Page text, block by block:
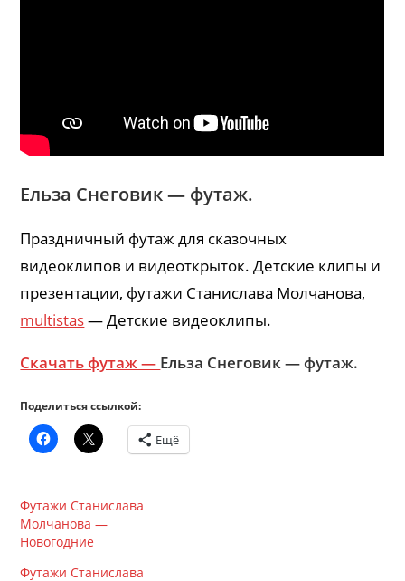
Ельза Снеговик — футаж.
Праздничный футаж для сказочных
видеоклипов и видеоткрыток. Детские клипы и
презентации, футажи Станислава Молчанова,
multistas— Детские видеоклипы.
Скачать футаж — Ельза Снеговик — футаж.
Поделиться ссылкой:
Ещё
Футажи Станислава
Молчанова —
Новогодние
Футажи Станислава